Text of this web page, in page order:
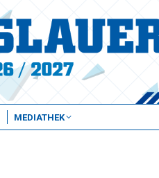
MEDIATHEK